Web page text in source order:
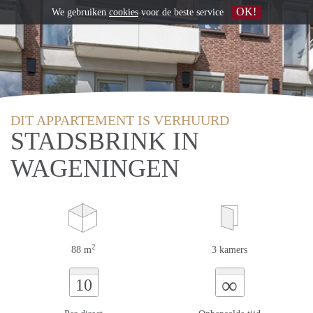
DIT APPARTEMENT IS VERHUURD
STADSBRINK IN
WAGENINGEN
88 m2 3 kamers
10 ∞
We gebruiken cookies voor de beste service OK!